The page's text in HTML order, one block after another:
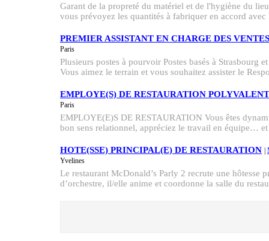
Garant de la propreté du matériel et de l'hygiène du
vous prévoyez les quantités à fabriquer en accord avec
PREMIER ASSISTANT EN CHARGE DES
Paris
Plusieurs postes à pourvoir Postes basés à Strasbourg
Vous aimez le terrain et vous souhaitez assister le
EMPLOYE(S) DE RESTAURATION
Paris
EMPLOYE(E)S DE RESTAURATION Vous êtes
bon sens relationnel, appréciez le travail en équipe…
HOTE(SSE) PRINCIPAL(E) DE RESTAURATION
Yvelines
Le restaurant McDonald’s Parly 2 recrute une hôtesse
d’orchestre, il/elle anime et coordonne la salle du